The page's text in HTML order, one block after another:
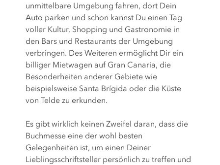
unmittelbare Umgebung fahren, dort Dein
Auto parken und schon kannst Du einen Tag
voller Kultur, Shopping und Gastronomie in
den Bars und Restaurants der Umgebung
verbringen. Des Weiteren ermöglicht Dir ein
billiger Mietwagen auf Gran Canaria, die
Besonderheiten anderer Gebiete wie
beispielsweise Santa Brígida oder die Küste
von Telde zu erkunden.
Es gibt wirklich keinen Zweifel daran, dass die
Buchmesse eine der wohl besten
Gelegenheiten ist, um einen Deiner
Lieblingsschriftsteller persönlich zu treffen und